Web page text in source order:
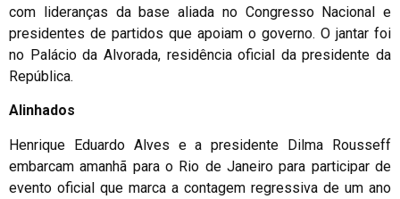
com lideranças da base aliada no Congresso Nacional e
presidentes de partidos que apoiam o governo. O jantar foi
no Palácio da Alvorada, residência oficial da presidente da
República.
Alinhados
Henrique Eduardo Alves e a presidente Dilma Rousseff
embarcam amanhã para o Rio de Janeiro para participar de
evento oficial que marca a contagem regressiva de um ano